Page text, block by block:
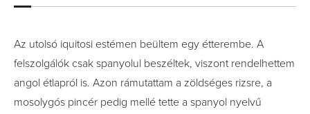
Az utolsó iquitosi estémen beültem egy étterembe. A
felszolgálók csak spanyolul beszéltek, viszont rendelhettem
angol étlapról is. Azon rámutattam a zöldséges rizsre, a
mosolygós pincér pedig mellé tette a spanyol nyelvű